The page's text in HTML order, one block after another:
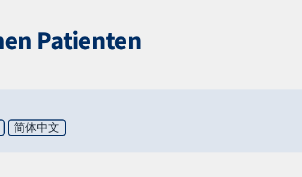
Patienten
简体中文